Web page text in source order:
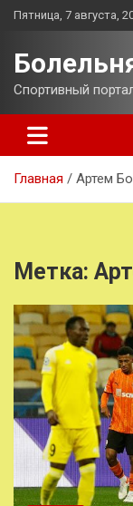
Перейти
Пятница, 7 августа,
Спортивный
Главная Артем
Метка: